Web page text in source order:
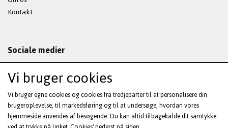
Kontakt
Sociale medier
Modtag vores nyhedsbrev via e-mail
Vi bruger cookies
Vi bruger egne cookies og cookies fra tredjeparter til at personalisere din
brugeroplevelse, til markedsføring og til at undersøge, hvordan vores
hjemmeside anvendes af besøgende. Du kan altid tilbagekalde dit samtykke